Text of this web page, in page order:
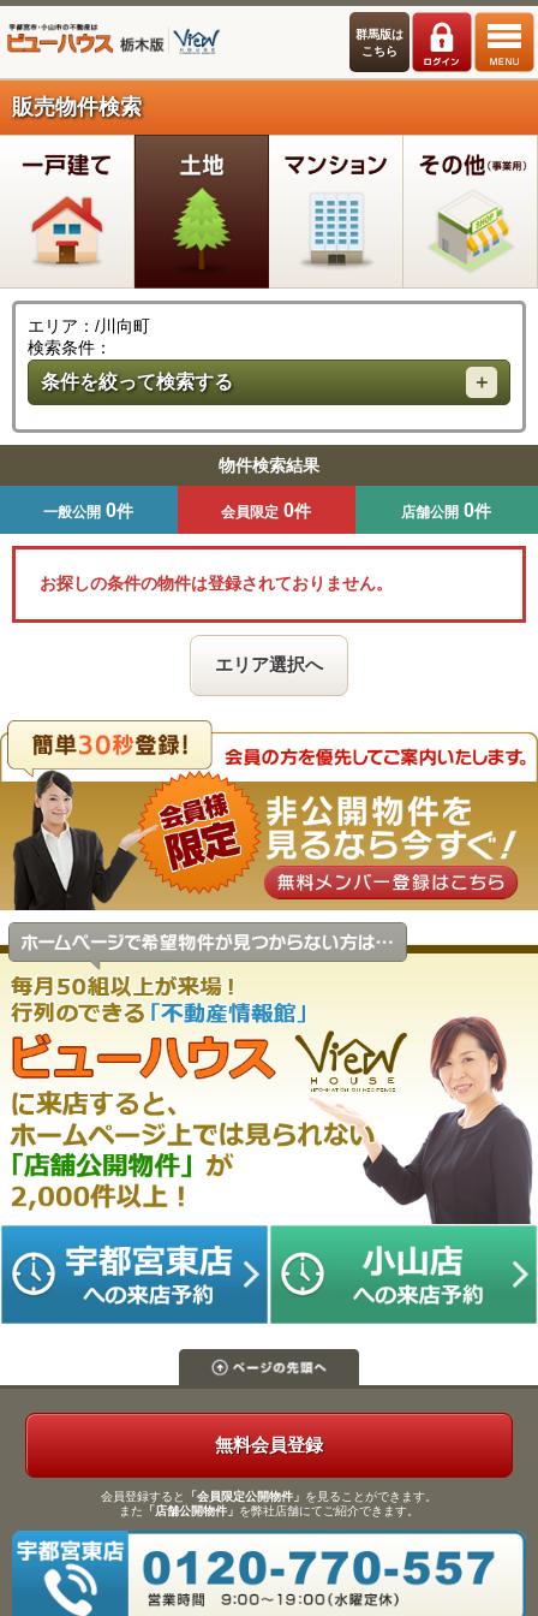
群馬版は
こちら
販売物件検索
エリア：/川向町
検索条件：
条件を絞って検索する
物件検索結果
一般公開 0件 会員限定 0件 店舗公開 0件
お探しの条件の物件は登録されておりません。
エリア選択へ
無料会員登録
会員登録すると 「会員限定公開物件」 を見ることができます。
また 「店舗公開物件」 を弊社店舗にてご紹介できます。